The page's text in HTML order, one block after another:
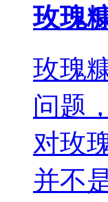
玫瑰
玫瑰
问题
对玫
并不